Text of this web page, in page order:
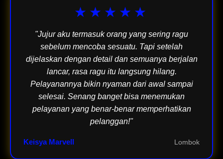
★★★★★
"Jujur aku termasuk orang yang sering ragu
sebelum mencoba sesuatu. Tapi setelah
dijelaskan dengan detail dan semuanya berjalan
lancar, rasa ragu itu langsung hilang.
Pelayanannya bikin nyaman dari awal sampai
selesai. Senang banget bisa menemukan
pelayanan yang benar-benar memperhatikan
pelanggan!"
Keisya Marvell Lombok